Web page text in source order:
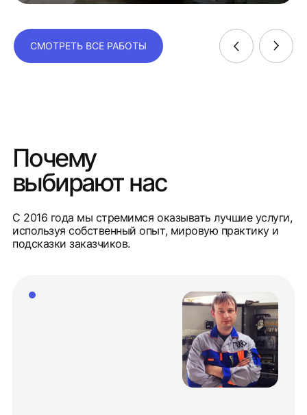
СМОТРЕТЬ ВСЕ РАБОТЫ
Почему
выбирают нас
С 2016 года мы стремимся оказывать лучшие услуги,
используя собственный опыт, мировую практику и
подсказки заказчиков.